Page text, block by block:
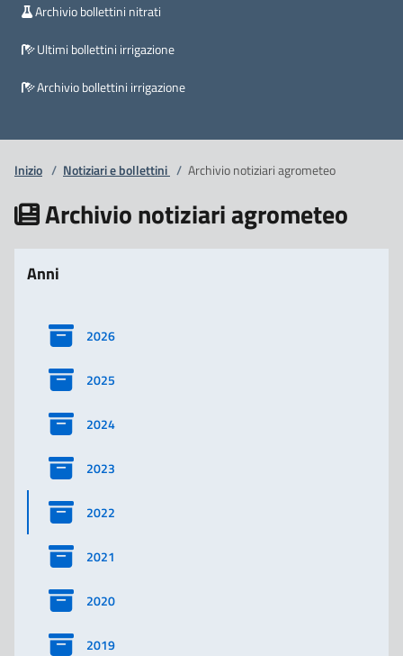
Archivio bollettini nitrati
Ultimi bollettini irrigazione
Archivio bollettini irrigazione
Inizio / Notiziari e bollettini / Archivio notiziari agrometeo
Archivio notiziari agrometeo
Anni
2026
2025
2024
2023
2022
2021
2020
2019